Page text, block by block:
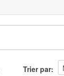
Trier par